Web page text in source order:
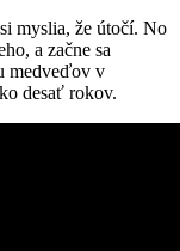
myslia, že útočí. No
a začne sa
medveďov v
desať rokov.